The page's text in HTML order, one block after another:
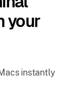
your
instantly